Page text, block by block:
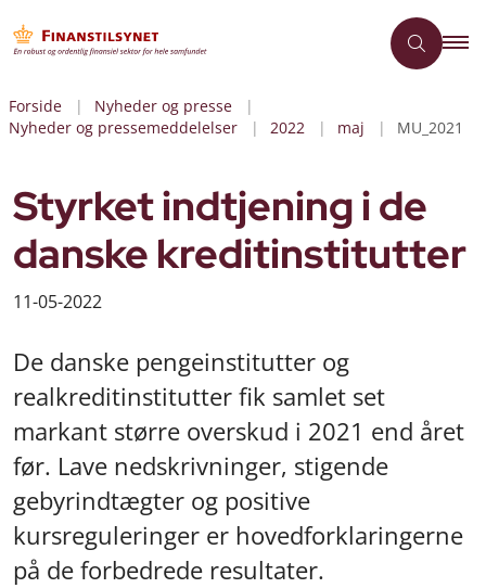
Forside
Nyheder og presse
Nyheder og pressemeddelelser
2022 maj MU_2021
Styrket indtjening i de
danske kreditinstitutter
11-05-2022
De danske pengeinstitutter og
realkreditinstitutter fik samlet set
markant større overskud i 2021 end året
før. Lave nedskrivninger, stigende
gebyrindtægter og positive
kursreguleringer er hovedforklaringerne
på de forbedrede resultater.